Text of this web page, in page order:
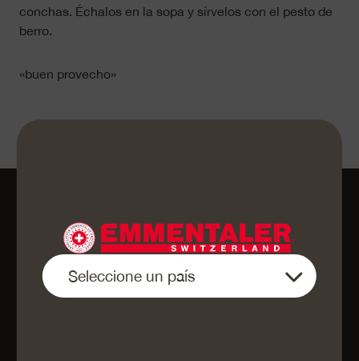
conchas. Échalos en la sopa y sírvelos con el pesto de
berro.
«buen provecho»